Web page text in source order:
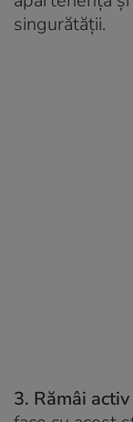
singurătății.
3. Rămâi